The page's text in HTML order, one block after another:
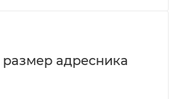
адресника